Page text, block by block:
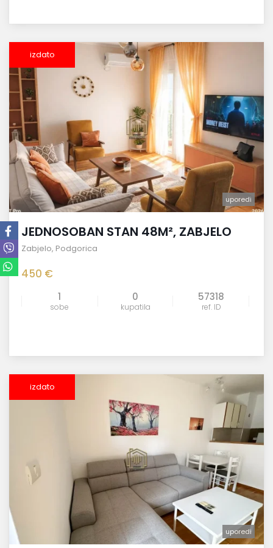
izdato
uporedi
JEDNOSOBAN STAN 48M², ZABJELO
Zabjelo, Podgorica
450 €
1
sobe
0
kupatila
57318
ref. ID
izdato
uporedi